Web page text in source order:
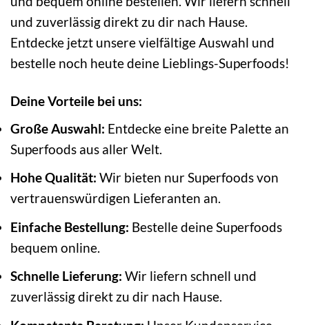
und zuverlässig direkt zu dir nach Hause.
Entdecke jetzt unsere vielfältige Auswahl und
bestelle noch heute deine Lieblings-Superfoods!
Deine Vorteile bei uns:
Große Auswahl: Entdecke eine breite Palette an
Superfoods aus aller Welt.
Hohe Qualität: Wir bieten nur Superfoods von
vertrauenswürdigen Lieferanten an.
Einfache Bestellung: Bestelle deine Superfoods
bequem online.
Schnelle Lieferung: Wir liefern schnell und
zuverlässig direkt zu dir nach Hause.